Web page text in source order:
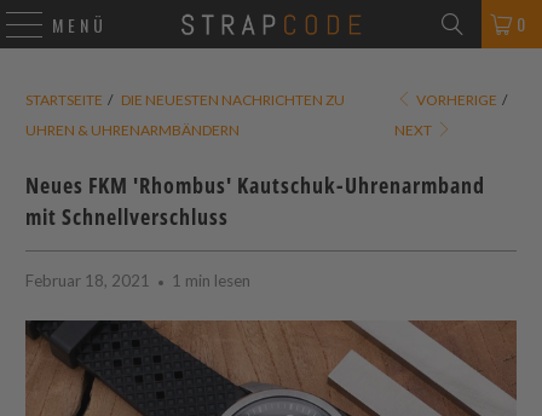
MENÜ 0
STARTSEITE / DIE NEUESTEN NACHRICHTEN ZU
UHREN & UHRENARMBÄNDERN
VORHERIGE /
NEXT
Neues FKM 'Rhombus' Kautschuk-Uhrenarmband
mit Schnellverschluss
Februar 18, 2021 1 min lesen